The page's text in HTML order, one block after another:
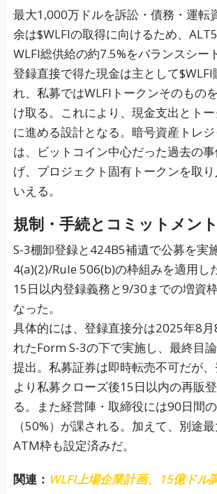
最大1,000万ドルを訴訟・債務・運転
余は$WLFIの取得に向けるため、
WLFI総供給の約7.5%をバランスシー
登録直接で得た現金は主として$WLFI
れ、私募ではWLFIトークンそのもの
け取る。これにより、現金支出とト
に進める設計となる。暗号資産トレ
は、ビットコイン中心だった過去の
げ、プロジェクト固有トークンを取
いえる。
規制・手続とコミットメント
S-3棚卸登録と424B5補遺で公募を実
4(a)(2)/Rule 506(b)の枠組みを適用し
15日以内登録義務と9/30までの増資
なった。
具体的には、登録直接分は2025年8月
れたForm S-3の下で実施し、最終目
提出。私募証券は即時転売不可だが
より私募クローズ後15日以内の再販
る。また経営陣・取締役には90日間
（50%）が課される。加えて、別途
ATM枠も設定済みだ。
関連： WLFI上場企業計画、15億ドル